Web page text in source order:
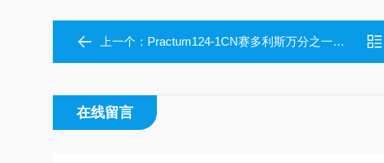
上一个： Practum124-1CN赛多利斯万分之一精度天平
在线留言